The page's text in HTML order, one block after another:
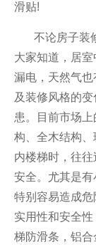
滑贴!
不论房子装修
大家知道，居
漏电，天然气
及装修风格的
患。目前市场
构、全木结构
内楼梯时，往
安全。尤其是
特别容易造成危
实用性和安全
梯防滑条，铝合